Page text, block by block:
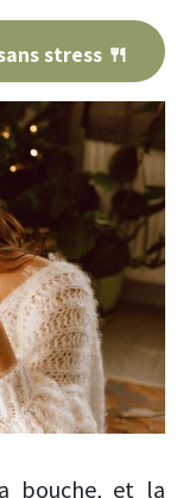
stress 🍴
bouche, et la